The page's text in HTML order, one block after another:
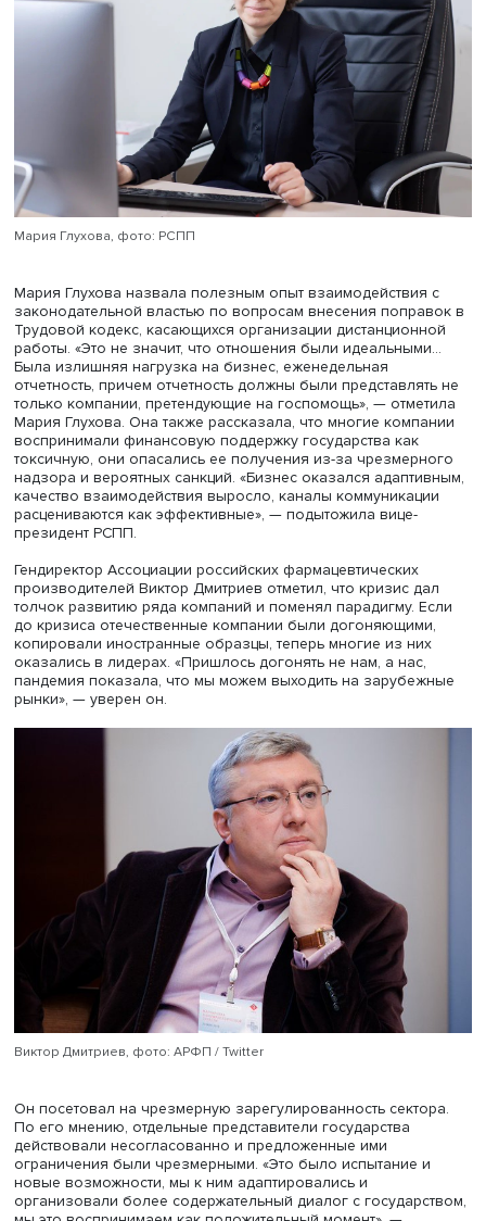
Юрий Симачев.
Он обратил внимание, что господдержка отдельных
положительно повлияла на прохождение ими кризиса,
одновременно повысила риски для компаний, не
пользовавшихся ею ранее. «Кризис стал для нас
который позволил многое увидеть, в частности
проблемы, на которые прежде не обращали
подытожил он.
Вице-президент РСПП Мария Глухова отметила
независимой оценки ситуации в экономике. Она
данным опроса, проведенного РСПП в октябре 2021
более половины компаний считают, что в истекшем
развивались успешно, а 30% — стабильно. Кроме того,
2020 году 36% говорили о росте инвестиционной
а в 2021-м их доля выросла до 44%, значительная доля
опрошенных заявила также о росте экспорта. Также
за время опросов в момент кризиса снизилась доля
компаний, назвавших коррупцию важной проблемой
бизнеса.
Мария Глухова, фото: РСПП
Мария Глухова назвала полезным опыт
законодательной властью по вопросам внесения
Трудовой кодекс, касающихся организации
работы. «Это не значит, что отношения были
Была излишняя нагрузка на бизнес, еженедельная
отчетность, причем отчетность должны были
только компании, претендующие на госпомощь», —
токсичную, они опасались ее получения из-за
надзора и вероятных санкций. «Бизнес оказался
качество взаимодействия выросло, каналы
расцениваются как эффективные», — подытожила вице-
президент РСПП.